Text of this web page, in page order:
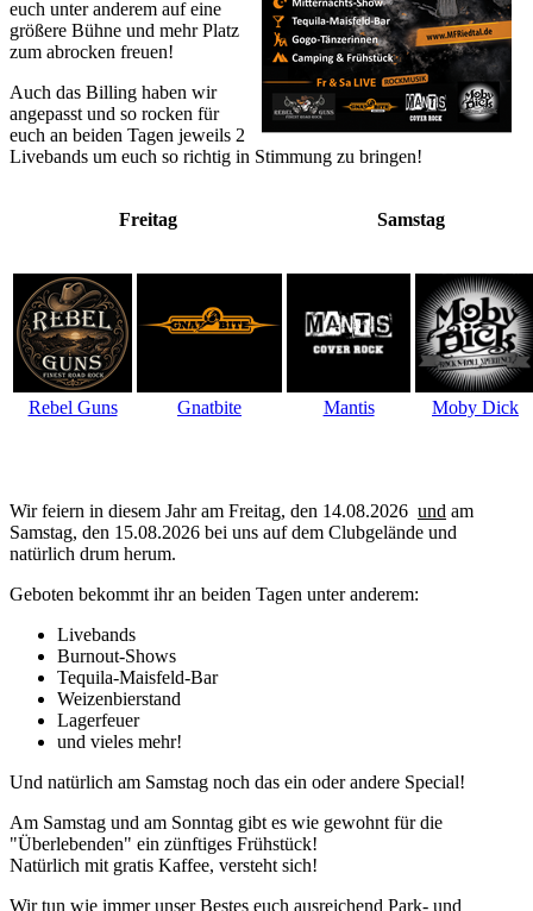
euch unter anderem auf eine
größere Bühne und mehr Platz
zum abrocken freuen!
Auch das Billing haben wir
angepasst und so rocken für
euch an beiden Tagen jeweils 2
Livebands um euch so richtig in Stimmung zu bringen!
Freitag Samstag
Rebel Guns Gnatbite Mantis Moby Dick
Wir feiern in diesem Jahr am Freitag, den 14.08.2026 und am
Samstag, den 15.08.2026 bei uns auf dem Clubgelände und
natürlich drum herum.
Geboten bekommt ihr an beiden Tagen unter anderem:
Livebands
Burnout-Shows
Tequila-Maisfeld-Bar
Weizenbierstand
Lagerfeuer
und vieles mehr!
Und natürlich am Samstag noch das ein oder andere Special!
Am Samstag und am Sonntag gibt es wie gewohnt für die
"Überlebenden" ein zünftiges Frühstück!
Natürlich mit gratis Kaffee, versteht sich!
Wir tun wie immer unser Bestes euch ausreichend Park- und